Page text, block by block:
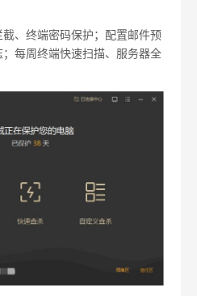
、终端密码保护；配置邮件预
每周终端快速扫描、服务器全